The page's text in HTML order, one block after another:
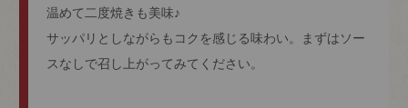
温めて二度焼きも美味♪
サッパリとしながらもコクを感じる味わい。まずはソー
スなしで召し上がってみてください。